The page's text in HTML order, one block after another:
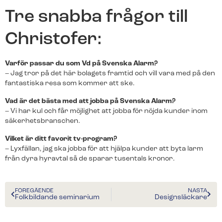
Kunder berättar
Träffa några av alla våra nöjda kunder.
Redo för ett nytt larm?
våra trevliga medarbetare återkommer till dig inom
kort.
Redo för ett nytt larm?​
kort.
Tre snabba frågor till
Christofer:
Varför passar du som Vd på Svenska Alarm?
– Jag tror på det här bolagets framtid och vill vara med på den
fantastiska resa som kommer att ske.
Vad är det bästa med att jobba på Svenska Alarm?
– Vi har kul och får möjlighet att jobba för nöjda kunder inom
säkerhetsbranschen.
Vilket är ditt favorit tv-program?
– Lyxfällan, jag ska jobba för att hjälpa kunder att byta larm
från dyra hyravtal så de sparar tusentals kronor.
FÖREGÅENDE
Folkbildande seminarium
NÄSTA
Designsläckare